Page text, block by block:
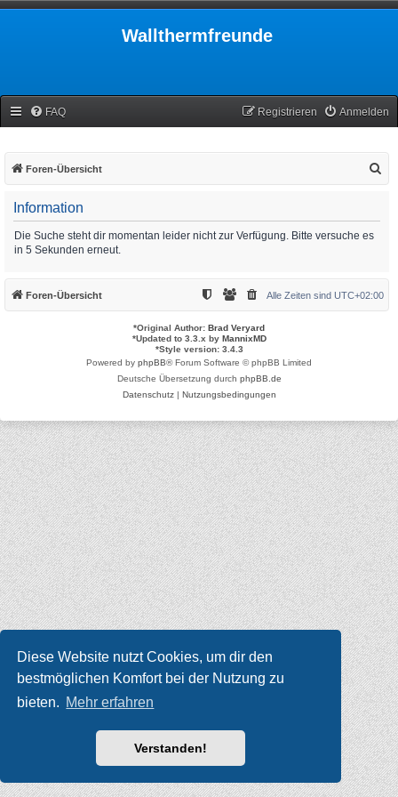
Diese Website nutzt Cookies, um dir den
bestmöglichen Komfort bei der Nutzung zu
bieten. Mehr erfahren
Verstanden!
Wallthermfreunde
FAQ Anmelden
Registrieren
Foren-Übersicht
Information
Die Suche steht dir momentan leider nicht zur Verfügung. Bitte versuche es
in 5 Sekunden erneut.
Foren-Übersicht Alle Zeiten sind UTC+02:00
*Original Author: Brad Veryard
*Updated to 3.3.x by MannixMD
*Style version: 3.4.3
Powered by phpBB® Forum Software © phpBB Limited
Deutsche Übersetzung durch phpBB.de
Datenschutz| Nutzungsbedingungen